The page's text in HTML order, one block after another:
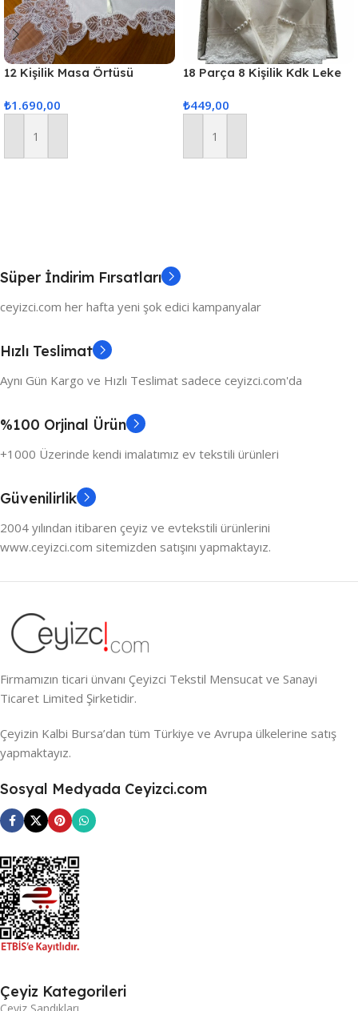
12 Kişilik Masa Örtüsü
26 Parça 160x220cm
₺1.690,00
Sepete Ekle
18 Parça 8 Kişilik Kdk Leke
₺449,00
Sepete Ekle
Süper İndirim Fırsatları
ceyizci.com her hafta yeni şok edici kampanyalar
Hızlı Teslimat
Aynı Gün Kargo ve Hızlı Teslimat sadece ceyizci.com'da
%100 Orjinal Ürün
+1000 Üzerinde kendi imalatımız ev tekstili ürünleri
Güvenilirlik
2004 yılından itibaren çeyiz ve evtekstili ürünlerini
www.ceyizci.com sitemizden satışını yapmaktayız.
Firmamızın ticari ünvanı Çeyizci Tekstil Mensucat ve Sanayi
Ticaret Limited Şirketidir.
Çeyizin Kalbi Bursa’dan tüm Türkiye ve Avrupa ülkelerine satış
yapmaktayız.
Sosyal Medyada Ceyizci.com
Çeyiz Kategorileri